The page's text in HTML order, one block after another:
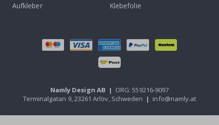
Aufkleber
Klebefolie
Namly Design AB | ORG: 559216-9097
Terminalgatan 9, 23261 Arlöv, Schweden | info@namly.at